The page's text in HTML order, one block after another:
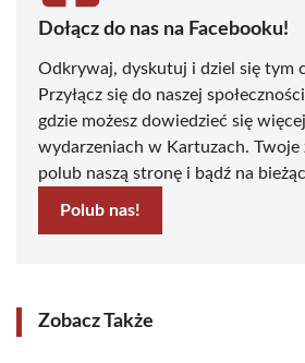
Dołącz do nas na Facebooku!
Odkrywaj, dyskutuj i dziel się tym
Przyłącz się do naszej
gdzie możesz dowiedzieć się
wydarzeniach w Kartuzach. Twoje
polub naszą stronę i bądź na
Polub nas!
Zobacz Także